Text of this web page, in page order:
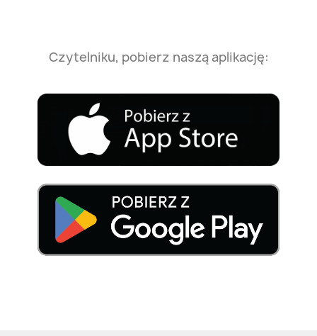
Czytelniku, pobierz naszą aplikację: